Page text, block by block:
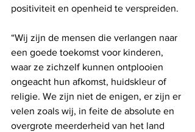
positiviteit en openheid te verspreiden.
“Wij zijn de mensen die verlangen naar
een goede toekomst voor kinderen,
waar ze zichzelf kunnen ontplooien
ongeacht hun afkomst, huidskleur of
religie. We zijn niet de enigen, er zijn er
velen zoals wij, in feite de absolute en
overgrote meerderheid van het land